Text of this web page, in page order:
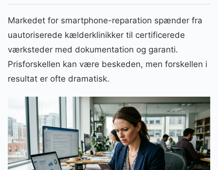
Markedet for smartphone-reparation spænder fra
uautoriserede kælderklinikker til certificerede
værksteder med dokumentation og garanti.
Prisforskellen kan være beskeden, men forskellen i
resultat er ofte dramatisk.